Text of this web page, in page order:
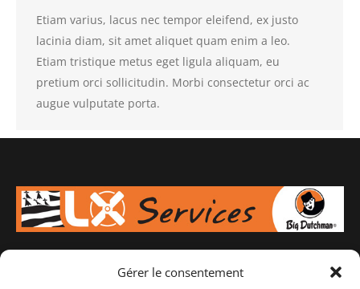
Gérer le consentement
Etiam varius, lacus nec tempor eleifend, ex justo
lacinia diam, sit amet aliquet quam enim a leo.
Etiam tristique metus eget ligula aliquam, eu
pretium orci sollicitudin. Morbi consectetur orci ac
augue vulputate porta.
Votre spécialiste en équipement d'élevage pour porcs,